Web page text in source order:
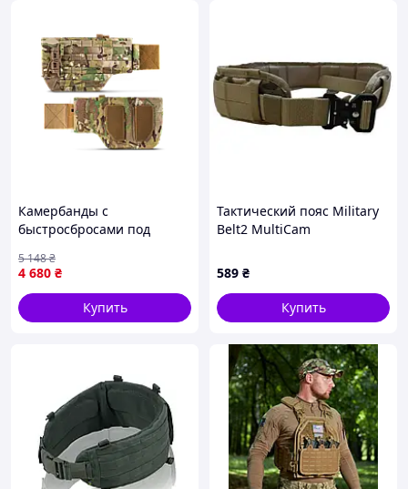
Камербанды с
быстросбросами под
WIN PRO, MultiCam, 86-
99см [6741-liht]
4 680 ₴
5 148₴
Купить
Тактический пояс Military
Belt2 MultiCam
589 ₴
Купить